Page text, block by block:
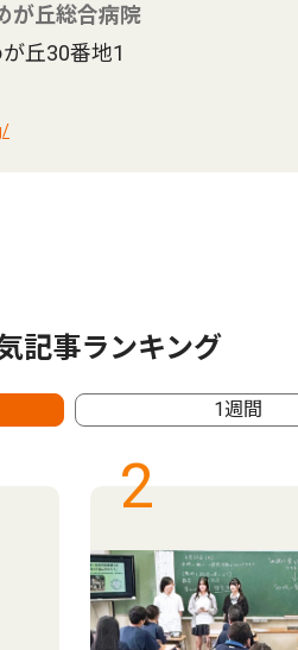
が丘総合病院
丘30番地1
記事ランキング
1週間
2